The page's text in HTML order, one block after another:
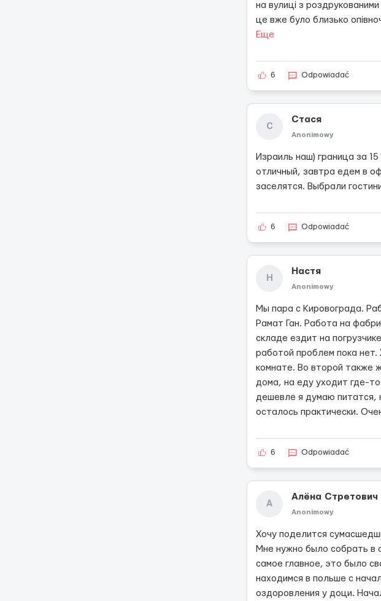
на вулиці з
це вже було близько
Еще
6 Odpowiadać
С
Стася
Anonimowy
Израиль наш) граница за
отличный, завтра едем в
заселятся. Выбрали
6 Odpowiadać
Н
Настя
Anonimowy
Мы пара с Кировограда.
Рамат Ган. Работа на
складе ездит на
работой проблем пока
комнате. Во второй также
дома, на еду уходит где-
дешевле я думаю питатся,
осталось практически.
6 Odpowiadać
А
Алёна Стретович
Anonimowy
Хочу поделится
Мне нужно было собрать в
самое главное, это было
находимся в польше с
оздоровления у доци.